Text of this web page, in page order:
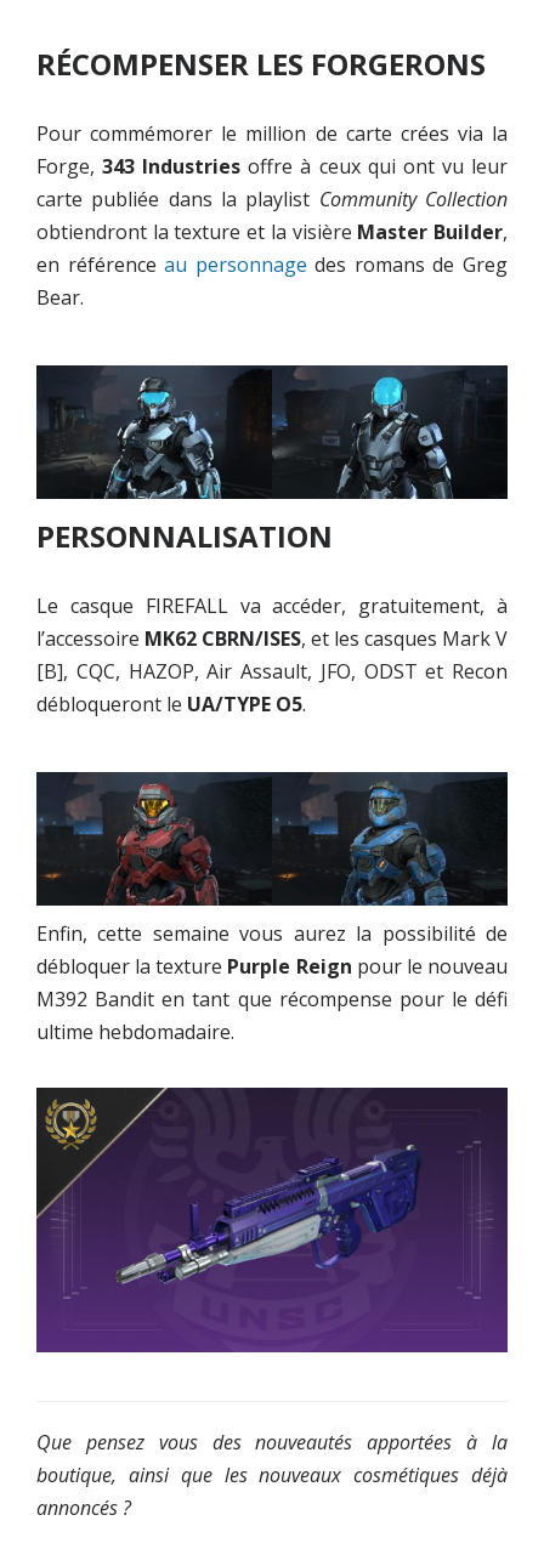
RÉCOMPENSER LES FORGERONS
Pour commémorer le million de carte crées via la
Forge,343 Industries offre à ceux qui ont vu leur
carte publiée dans la playlist Community Collection
obtiendront la texture et la visière Master Builder,
en référenceau personnage des romans de Greg
Bear.
PERSONNALISATION
Le casque FIREFALL va accéder, gratuitement, à
l’accessoire MK62 CBRN/ISES, et les casques Mark V
[B], CQC, HAZOP, Air Assault, JFO, ODST et Recon
débloqueront le UA/TYPE O5.
Enfin, cette semaine vous aurez la possibilité de
débloquer la texture Purple Reign pour le nouveau
M392 Bandit en tant que récompense pour le défi
ultime hebdomadaire.
Que pensez vous des nouveautés apportées à la
boutique, ainsi que les nouveaux cosmétiques déjà
annoncés ?